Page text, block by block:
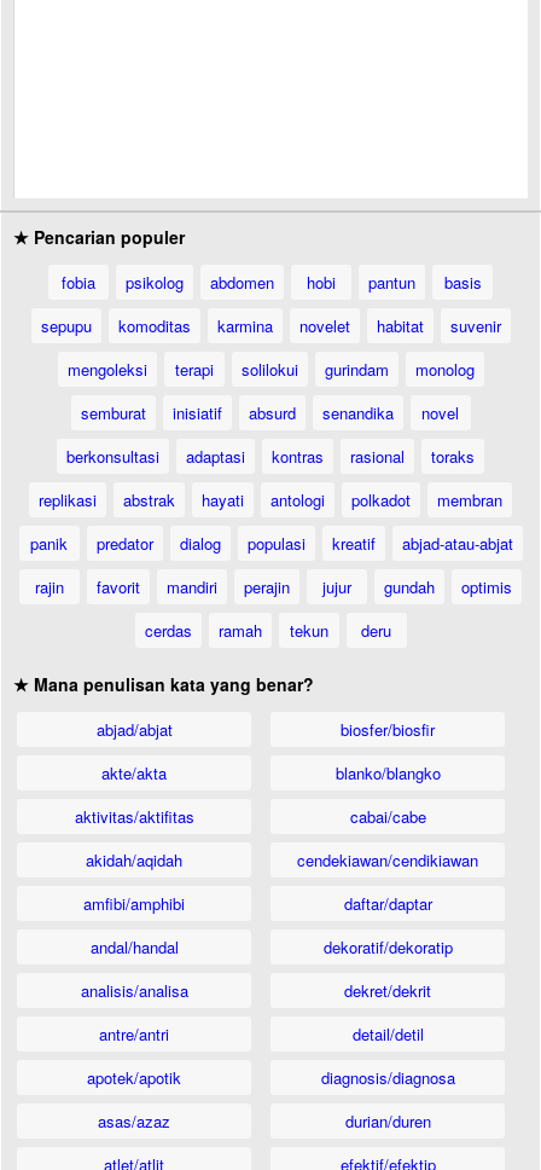
★ Pencarian populer
fobia psikolog abdomen hobi pantun
basis
sepupu
komoditas karmina novelet habitat
suvenir
mengoleksi
terapi solilokui gurindam
monolog
semburat
inisiatif absurd senandika
novel
berkonsultasi
adaptasi kontras rasional
toraks
replikasi
abstrak hayati antologi polkadot
membran
panik
predator dialog populasi kreatif
abjad-atau-abjat
rajin
favorit mandiri perajin jujur gundah
optimis
cerdas
ramah tekun deru
★ Mana penulisan kata yang benar?
abjad/abjat
akte/akta
aktivitas/aktifitas
akidah/aqidah
amfibi/amphibi
andal/handal
analisis/analisa
antre/antri
apotek/apotik
asas/azaz
atlet/atlit
biosfer/biosfir
blanko/blangko
cabai/cabe
cendekiawan/cendikiawan
daftar/daptar
dekoratif/dekoratip
dekret/dekrit
detail/detil
diagnosis/diagnosa
durian/duren
efektif/efektip